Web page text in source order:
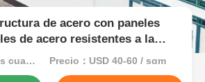
de acero con paneles
de acero resistentes a la
MOQ：1000 metros cuadrados Precio：USD 40-60 / sqm